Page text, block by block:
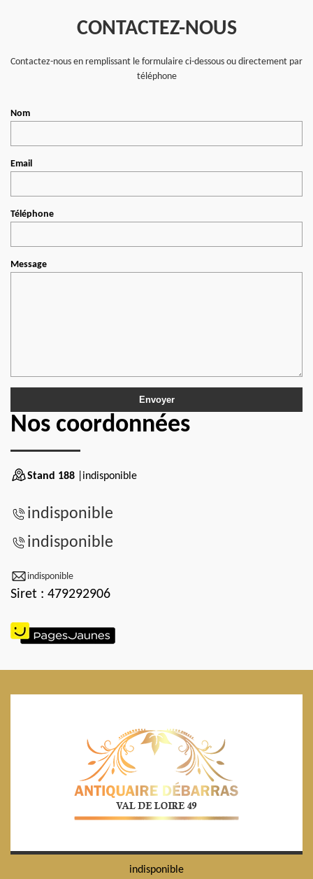
CONTACTEZ-NOUS
Contactez-nous en remplissant le formulaire ci-dessous ou directement par
téléphone
Nom
Email
Téléphone
Message
Nos coordonnées
Stand 188 |indisponible
indisponible
indisponible
indisponible
Siret : 479292906
indisponible